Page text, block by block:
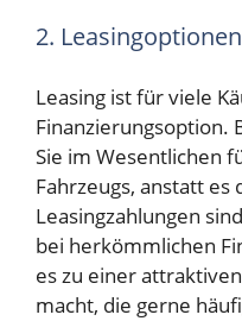
2. Leasingoptionen
Leasing ist für viele
Finanzierungsoption.
Sie im Wesentlichen
Fahrzeugs, anstatt
Leasingzahlungen
bei herkömmlichen
es zu einer
macht, die gerne